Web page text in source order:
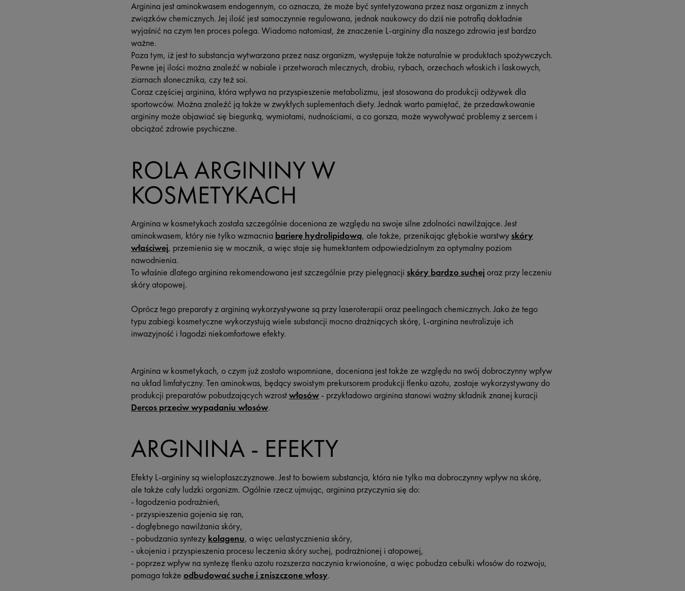
Arginina jest aminokwasem endogennym, co oznacza, że może być syntetyzowana przez nasz organizm z innych
związków chemicznych. Jej ilość jest samoczynnie regulowana, jednak naukowcy do dziś nie potrafią dokładnie
wyjaśnić na czym ten proces polega. Wiadomo natomiast, że znaczenie L-argininy dla naszego zdrowia jest bardzo
ważne.
Poza tym, iż jest to substancja wytwarzana przez nasz organizm, występuje także naturalnie w produktach spożywczych.
Pewne jej ilości można znaleźć w nabiale i przetworach mlecznych, drobiu, rybach, orzechach włoskich i laskowych,
ziarnach słonecznika, czy też soi.
Coraz częściej arginina, która wpływa na przyspieszenie metabolizmu, jest stosowana do produkcji odżywek dla
sportowców. Można znaleźć ją także w zwykłych suplementach diety. Jednak warto pamiętać, że przedawkowanie
argininy może objawiać się biegunką, wymiotami, nudnościami, a co gorsza, może wywoływać problemy z sercem i
obciążać zdrowie psychiczne.
ROLA ARGININY W
KOSMETYKACH
Arginina w kosmetykach została szczególnie doceniona ze względu na swoje silne zdolności nawilżające. Jest
aminokwasem, który nie tylko wzmacnia barierę hydrolipidową, ale także, przenikając głębokie warstwyskóry
właściwej, przemienia się w mocznik, a więc staje się humektantem odpowiedzialnym za optymalny poziom
nawodnienia.
To właśnie dlatego arginina rekomendowana jest szczególnie przy pielęgnacji skóry bardzo suchejoraz przy leczeniu
skóry atopowej.
Oprócz tego preparaty z argininą wykorzystywane są przy laseroterapii oraz peelingach chemicznych. Jako że tego
typu zabiegi kosmetyczne wykorzystują wiele substancji mocno drażniących skórę, L-arginina neutralizuje ich
inwazyjność i łagodzi niekomfortowe efekty.
Arginina w kosmetykach, o czym już zostało wspomniane, doceniana jest także ze względu na swój dobroczynny wpływ
na układ limfatyczny. Ten aminokwas, będący swoistym prekursorem produkcji tlenku azotu, zostaje wykorzystywany do
produkcji preparatów pobudzających wzrostwłosów- przykładowo arginina stanowi ważny składnik znanej kuracji
Dercos przeciw wypadaniu włosów.
ARGININA - EFEKTY
Efekty L-argininy są wielopłaszczyznowe. Jest to bowiem substancja, która nie tylko ma dobroczynny wpływ na skórę,
ale także cały ludzki organizm. Ogólnie rzecz ujmując, arginina przyczynia się do:
- łagodzenia podrażnień,
- przyspieszenia gojenia się ran,
- dogłębnego nawilżania skóry,
- pobudzania syntezy kolagenu, a więc uelastycznienia skóry,
- ukojenia i przyspieszenia procesu leczenia skóry suchej, podrażnionej i atopowej,
- poprzez wpływ na syntezę tlenku azotu rozszerza naczynia krwionośne, a więc pobudza cebulki włosów do rozwoju,
pomaga także odbudować suche i zniszczone włosy.